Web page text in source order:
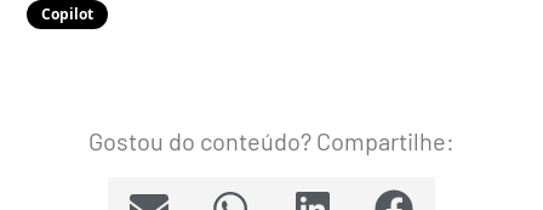
Copilot
Gostou do conteúdo? Compartilhe: